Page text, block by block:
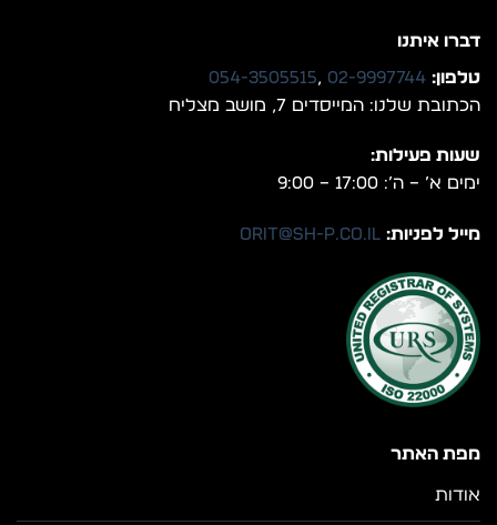
מפת האתר
אודות
דברו איתנו
טלפון: 02-9997744
,
054-3505515
הכתובת שלנו: המייסדים 7, מושב מצליח
שעות פעילות:
ימים א’ – ה’: 17:00 – 9:00
מייל לפניות: orit@sh-p.co.il